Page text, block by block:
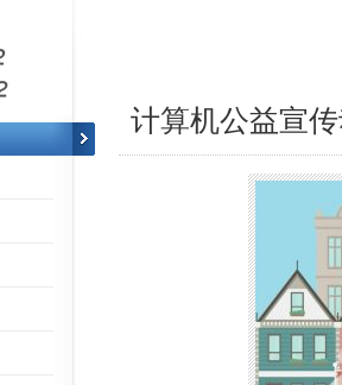
计算机公益宣